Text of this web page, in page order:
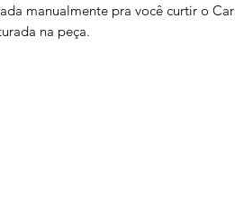
manualmente pra você curtir o
na peça.